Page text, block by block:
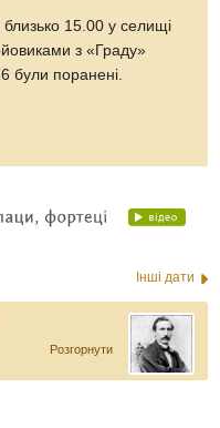
15.00 у селищі
з «Граду»
були поранені.
Інші дати
Розгорнути